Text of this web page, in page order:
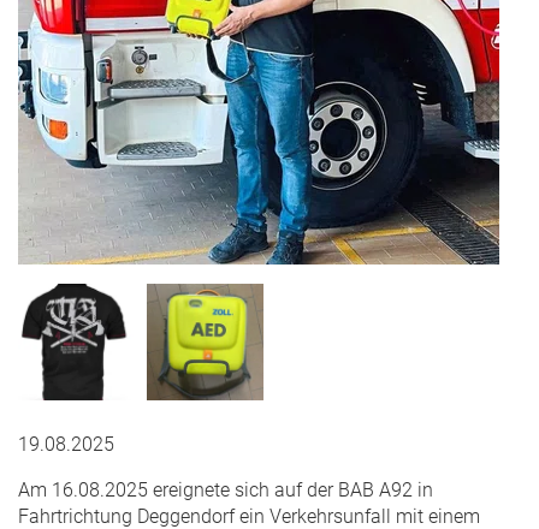
19.08.2025
Am 16.08.2025 ereignete sich auf der BAB A92 in
Fahrtrichtung Deggendorf ein Verkehrsunfall mit einem